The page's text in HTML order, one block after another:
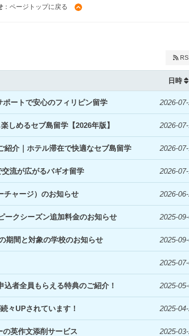
：ページトップに戻る
日時
ポートで安心のフィリピン留学 2026-
しめるセブ島留学【2026年版】 2026-
紹介｜ホテル滞在で快適なセブ島留学 2026-
流が広がるバギオ留学 2026-
チャージ）のお知らせ 2026-
ークシーズン追加料金のお知らせ 2025-
期間と対象の学校のお知らせ 2025-
2025-
者全員もらえる特典のご紹介！ 2025-
々UPされています！ 2025-
の英作文添削サービス 2025-